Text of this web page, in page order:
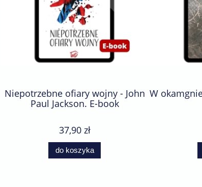
Niepotrzebne ofiary wojny - John
Paul Jackson. E-book
37,90 zł
do koszyka
W